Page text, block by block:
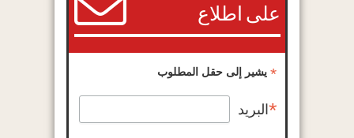
على اطلاع
*يشير إلى حقل المطلوب
* البريد